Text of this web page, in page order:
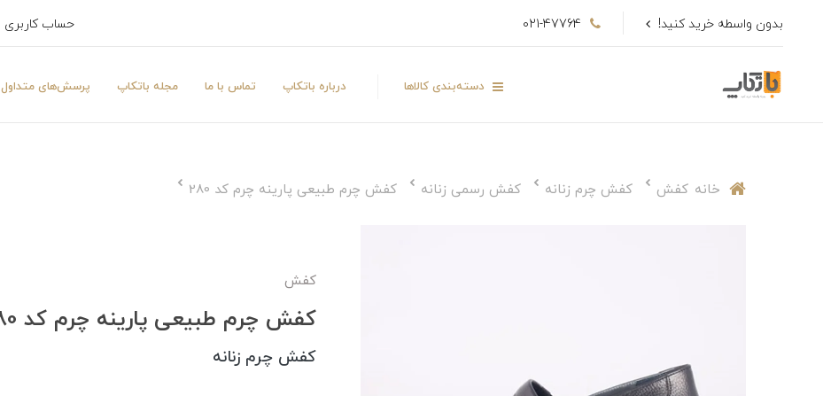
بدون واسطه خرید کنید! 021-47764 حساب کاربری
دسته‌بندی کالاها درباره باتکاپ تماس با ما مجله باتکاپ پرسش‌های متداول
خانه کفش کفش چرم زنانه کفش رسمی زنانه کفش چرم طبیعی پارینه چرم کد 280
کفش
کفش چرم طبیعی پارینه چرم کد 280
کفش چرم زنانه